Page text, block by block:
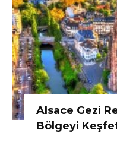
Alsace Gezi
Bölgeyi